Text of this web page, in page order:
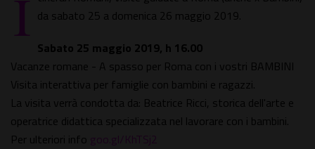
I da sabato 25 a domenica 26 maggio 2019.
Sabato 25 maggio 2019, h 16.00
Vacanze romane - A spasso per Roma con i vostri BAMBINI
Visita interattiva per famiglie con bambini e ragazzi.
La visita verrà condotta da: Beatrice Ricci, storica dell'arte e
operatrice didattica specializzata nel lavorare con i bambini.
Per ulteriori info goo.gl/KhTSj2